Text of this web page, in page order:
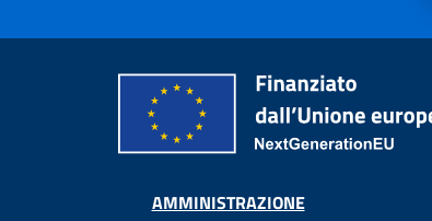
AMMINISTRAZIONE